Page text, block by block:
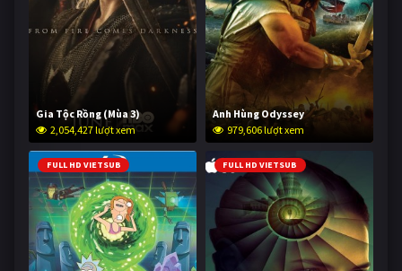
Gia Tộc Rồng (Mùa 3)
2,054,427 lượt xem
Anh Hùng Odyssey
979,606 lượt xem
FULL HD VIETSUB FULL HD VIETSUB